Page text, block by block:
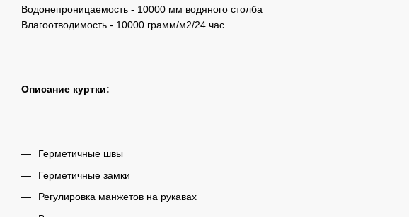
Водонепроницаемость - 10000 мм водяного столба
Влагоотводимость - 10000 грамм/м2/24 час
Описание куртки:
Герметичные швы
Герметичные замки
Регулировка манжетов на рукавах